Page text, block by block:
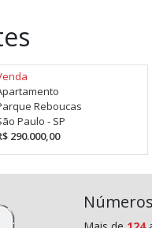
Reboucas
Paulo - SP
290.000,00
Números